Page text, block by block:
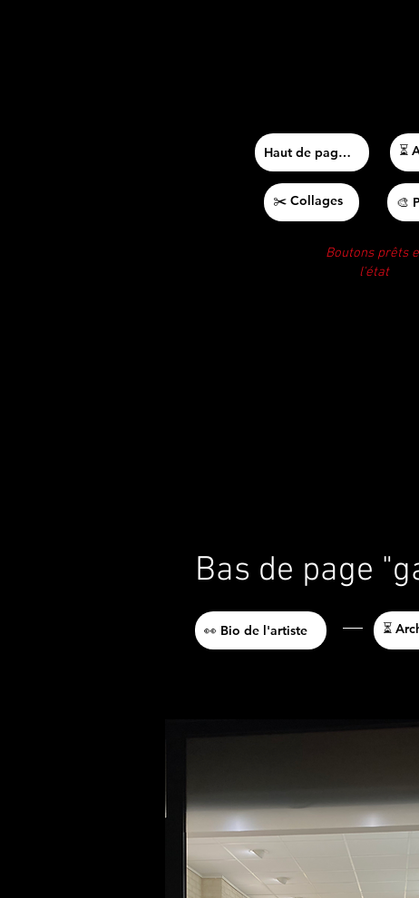
Haut de page ⬆
✂️ Collages
⏳
🎨
Boutons prêts
l'état
Bas de page
👀 Bio de l'artiste ⏳